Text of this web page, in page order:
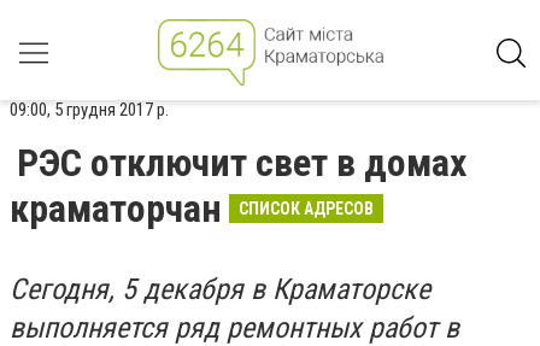
09:00, 5 грудня 2017 р.
РЭС отключит свет в домах
краматорчан
СПИСОК АДРЕСОВ
Сегодня, 5декабря в Краматорске
выполняется ряд ремонтных работ в